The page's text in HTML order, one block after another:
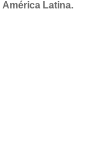
América Latina.